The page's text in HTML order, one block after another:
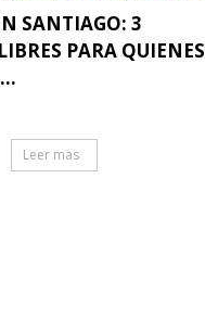
SANTIAGO: 3
PARA QUIENES
Leer mas